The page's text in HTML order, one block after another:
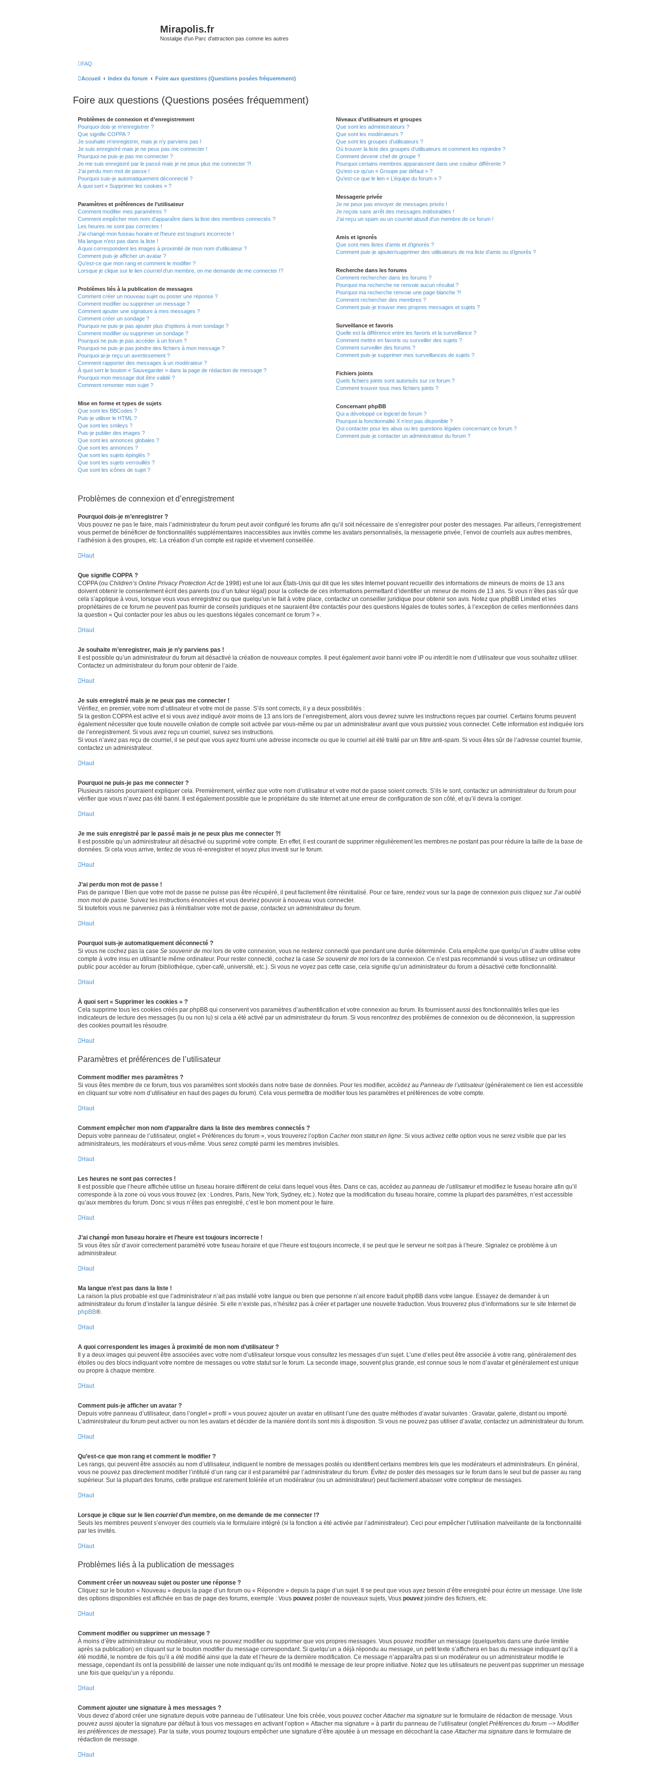
Mirapolis.fr
Nostalgie d'un Parc d'attraction pas comme les autres
FAQ
Accueil Index du forum Foire aux questions (Questions posées fréquemment)
Foire aux questions (Questions posées fréquemment)
Problèmes de connexion et d’enregistrement
Pourquoi dois-je m’enregistrer ?
Que signifie COPPA ?
Je souhaite m’enregistrer, mais je n’y parviens pas !
Je suis enregistré mais je ne peux pas me connecter !
Pourquoi ne puis-je pas me connecter ?
Je me suis enregistré par le passé mais je ne peux plus me connecter ?!
J’ai perdu mon mot de passe !
Pourquoi suis-je automatiquement déconnecté ?
À quoi sert « Supprimer les cookies » ?
Paramètres et préférences de l’utilisateur
Comment modifier mes paramètres ?
Comment empêcher mon nom d’apparaître dans la liste des membres connectés ?
Les heures ne sont pas correctes !
J’ai changé mon fuseau horaire et l’heure est toujours incorrecte !
Ma langue n’est pas dans la liste !
A quoi correspondent les images à proximité de mon nom d’utilisateur ?
Comment puis-je afficher un avatar ?
Qu’est-ce que mon rang et comment le modifier ?
Lorsque je clique sur le lien courrield’un membre, on me demande de me connecter !?
Problèmes liés à la publication de messages
Comment créer un nouveau sujet ou poster une réponse ?
Comment modifier ou supprimer un message ?
Comment ajouter une signature à mes messages ?
Comment créer un sondage ?
Pourquoi ne puis-je pas ajouter plus d’options à mon sondage ?
Comment modifier ou supprimer un sondage ?
Pourquoi ne puis-je pas accéder à un forum ?
Pourquoi ne puis-je pas joindre des fichiers à mon message ?
Pourquoi ai-je reçu un avertissement ?
Comment rapporter des messages à un modérateur ?
À quoi sert le bouton « Sauvegarder » dans la page de rédaction de message ?
Pourquoi mon message doit être validé ?
Comment remonter mon sujet ?
Mise en forme et types de sujets
Que sont les BBCodes ?
Puis-je utiliser le HTML ?
Que sont les smileys ?
Puis-je publier des images ?
Que sont les annonces globales ?
Que sont les annonces ?
Que sont les sujets épinglés ?
Que sont les sujets verrouillés ?
Que sont les icônes de sujet ?
Niveaux d’utilisateurs et groupes
Que sont les administrateurs ?
Que sont les modérateurs ?
Que sont les groupes d’utilisateurs ?
Où trouver la liste des groupes d’utilisateurs et comment les rejoindre ?
Comment devenir chef de groupe ?
Pourquoi certains membres apparaissent dans une couleur différente ?
Qu’est-ce qu’un « Groupe par défaut » ?
Qu’est-ce que le lien « L’équipe du forum » ?
Messagerie privée
Je ne peux pas envoyer de messages privés !
Je reçois sans arrêt des messages indésirables !
J’ai reçu un spam ou un courriel abusif d’un membre de ce forum !
Amis et ignorés
Que sont mes listes d’amis et d’ignorés ?
Comment puis-je ajouter/supprimer des utilisateurs de ma liste d’amis ou d’ignorés ?
Recherche dans les forums
Comment rechercher dans les forums ?
Pourquoi ma recherche ne renvoie aucun résultat ?
Pourquoi ma recherche renvoie une page blanche ?!
Comment rechercher des membres ?
Comment puis-je trouver mes propres messages et sujets ?
Surveillance et favoris
Quelle est la différence entre les favoris et la surveillance ?
Comment mettre en favoris ou surveiller des sujets ?
Comment surveiller des forums ?
Comment puis-je supprimer mes surveillances de sujets ?
Fichiers joints
Quels fichiers joints sont autorisés sur ce forum ?
Comment trouver tous mes fichiers joints ?
Concernant phpBB
Qui a développé ce logiciel de forum ?
Pourquoi la fonctionnalité X n’est pas disponible ?
Qui contacter pour les abus ou les questions légales concernant ce forum ?
Comment puis-je contacter un administrateur du forum ?
Problèmes de connexion et d’enregistrement
Pourquoi dois-je m’enregistrer ?
Vous pouvez ne pas le faire, mais l’administrateur du forum peut avoir configuré les forums afin qu’il soit nécessaire de s’enregistrer pour poster des messages. Par ailleurs, l’enregistrement
vous permet de bénéficier de fonctionnalités supplémentaires inaccessibles aux invités comme les avatars personnalisés, la messagerie privée, l’envoi de courriels aux autres membres,
l’adhésion à des groupes, etc. La création d’un compte est rapide et vivement conseillée.
Haut
Que signifie COPPA ?
COPPA (ou Children’s Online Privacy Protection Actde 1998) est une loi aux États-Unis qui dit que les sites Internet pouvant recueillir des informations de mineurs de moins de 13 ans
doivent obtenir le consentement écrit des parents (ou d’un tuteur légal) pour la collecte de ces informations permettant d’identifier un mineur de moins de 13 ans. Si vous n’êtes pas sûr que
cela s’applique à vous, lorsque vous vous enregistrez ou que quelqu’un le fait à votre place, contactez un conseiller juridique pour obtenir son avis. Notez que phpBB Limited et les
propriétaires de ce forum ne peuvent pas fournir de conseils juridiques et ne sauraient être contactés pour des questions légales de toutes sortes, à l’exception de celles mentionnées dans
la question « Qui contacter pour les abus ou les questions légales concernant ce forum ? ».
Haut
Je souhaite m’enregistrer, mais je n’y parviens pas !
Il est possible qu’un administrateur du forum ait désactivé la création de nouveaux comptes. Il peut également avoir banni votre IP ou interdit le nom d’utilisateur que vous souhaitez utiliser.
Contactez un administrateur du forum pour obtenir de l’aide.
Haut
Je suis enregistré mais je ne peux pas me connecter !
Vérifiez, en premier, votre nom d’utilisateur et votre mot de passe. S’ils sont corrects, il y a deux possibilités :
Si la gestion COPPA est active et si vous avez indiqué avoir moins de 13 ans lors de l’enregistrement, alors vous devrez suivre les instructions reçues par courriel. Certains forums peuvent
également nécessiter que toute nouvelle création de compte soit activée par vous-même ou par un administrateur avant que vous puissiez vous connecter. Cette information est indiquée lors
de l’enregistrement. Si vous avez reçu un courriel, suivez ses instructions.
Si vous n’avez pas reçu de courriel, il se peut que vous ayez fourni une adresse incorrecte ou que le courriel ait été traité par un filtre anti-spam. Si vous êtes sûr de l’adresse courriel fournie,
contactez un administrateur.
Haut
Pourquoi ne puis-je pas me connecter ?
Plusieurs raisons pourraient expliquer cela. Premièrement, vérifiez que votre nom d’utilisateur et votre mot de passe soient corrects. S’ils le sont, contactez un administrateur du forum pour
vérifier que vous n’avez pas été banni. Il est également possible que le propriétaire du site Internet ait une erreur de configuration de son côté, et qu’il devra la corriger.
Haut
Je me suis enregistré par le passé mais je ne peux plus me connecter ?!
Il est possible qu’un administrateur ait désactivé ou supprimé votre compte. En effet, il est courant de supprimer régulièrement les membres ne postant pas pour réduire la taille de la base de
données. Si cela vous arrive, tentez de vous ré-enregistrer et soyez plus investi sur le forum.
Haut
J’ai perdu mon mot de passe !
Pas de panique ! Bien que votre mot de passe ne puisse pas être récupéré, il peut facilement être réinitialisé. Pour ce faire, rendez vous sur la page de connexion puis cliquez sur J’ai oublié
mon mot de passe . Suivez les instructions énoncées et vous devriez pouvoir à nouveau vous connecter.
Si toutefois vous ne parveniez pas à réinitialiser votre mot de passe, contactez un administrateur du forum.
Haut
Pourquoi suis-je automatiquement déconnecté ?
Si vous ne cochez pas la case Se souvenir de moi lors de votre connexion, vous ne resterez connecté que pendant une durée déterminée. Cela empêche que quelqu’un d’autre utilise votre
compte à votre insu en utilisant le même ordinateur. Pour rester connecté, cochez la case Se souvenir de moi lors de la connexion. Ce n’est pas recommandé si vous utilisez un ordinateur
public pour accéder au forum (bibliothèque, cyber-café, université, etc.). Si vous ne voyez pas cette case, cela signifie qu’un administrateur du forum a désactivé cette fonctionnalité.
Haut
À quoi sert « Supprimer les cookies » ?
Cela supprime tous les cookies créés par phpBB qui conservent vos paramètres d’authentification et votre connexion au forum. Ils fournissent aussi des fonctionnalités telles que les
indicateurs de lecture des messages (lu ou non lu) si cela a été activé par un administrateur du forum. Si vous rencontrez des problèmes de connexion ou de déconnexion, la suppression
des cookies pourrait les résoudre.
Haut
Paramètres et préférences de l’utilisateur
Comment modifier mes paramètres ?
Si vous êtes membre de ce forum, tous vos paramètres sont stockés dans notre base de données. Pour les modifier, accédez au Panneau de l’utilisateur(généralement ce lien est accessible
en cliquant sur votre nom d’utilisateur en haut des pages du forum). Cela vous permettra de modifier tous les paramètres et préférences de votre compte.
Haut
Comment empêcher mon nom d’apparaître dans la liste des membres connectés ?
Depuis votre panneau de l’utilisateur, onglet « Préférences du forum », vous trouverez l’option Cacher mon statut en ligne . Si vous activez cette option vous ne serez visible que par les
administrateurs, les modérateurs et vous-même. Vous serez compté parmi les membres invisibles.
Haut
Les heures ne sont pas correctes !
Il est possible que l’heure affichée utilise un fuseau horaire différent de celui dans lequel vous êtes. Dans ce cas, accédez au panneau de l’utilisateuret modifiez le fuseau horaire afin qu’il
corresponde à la zone où vous vous trouvez (ex : Londres, Paris, New York, Sydney, etc.). Notez que la modification du fuseau horaire, comme la plupart des paramètres, n’est accessible
qu’aux membres du forum. Donc si vous n’êtes pas enregistré, c’est le bon moment pour le faire.
Haut
J’ai changé mon fuseau horaire et l’heure est toujours incorrecte !
Si vous êtes sûr d’avoir correctement paramétré votre fuseau horaire et que l’heure est toujours incorrecte, il se peut que le serveur ne soit pas à l’heure. Signalez ce problème à un
administrateur.
Haut
Ma langue n’est pas dans la liste !
La raison la plus probable est que l’administrateur n’ait pas installé votre langue ou bien que personne n’ait encore traduit phpBB dans votre langue. Essayez de demander à un
administrateur du forum d’installer la langue désirée. Si elle n’existe pas, n’hésitez pas à créer et partager une nouvelle traduction. Vous trouverez plus d’informations sur le site Internet de
phpBB®.
Haut
A quoi correspondent les images à proximité de mon nom d’utilisateur ?
Il y a deux images qui peuvent être associées avec votre nom d’utilisateur lorsque vous consultez les messages d’un sujet. L’une d’elles peut être associée à votre rang, généralement des
étoiles ou des blocs indiquant votre nombre de messages ou votre statut sur le forum. La seconde image, souvent plus grande, est connue sous le nom d’avatar et généralement est unique
ou propre à chaque membre.
Haut
Comment puis-je afficher un avatar ?
Depuis votre panneau d’utilisateur, dans l’onglet « profil » vous pouvez ajouter un avatar en utilisant l’une des quatre méthodes d’avatar suivantes : Gravatar, galerie, distant ou importé.
L’administrateur du forum peut activer ou non les avatars et décider de la manière dont ils sont mis à disposition. Si vous ne pouvez pas utiliser d’avatar, contactez un administrateur du forum.
Haut
Qu’est-ce que mon rang et comment le modifier ?
Les rangs, qui peuvent être associés au nom d’utilisateur, indiquent le nombre de messages postés ou identifient certains membres tels que les modérateurs et administrateurs. En général,
vous ne pouvez pas directement modifier l’intitulé d’un rang car il est paramétré par l’administrateur du forum. Évitez de poster des messages sur le forum dans le seul but de passer au rang
supérieur. Sur la plupart des forums, cette pratique est rarement tolérée et un modérateur (ou un administrateur) peut facilement abaisser votre compteur de messages.
Haut
Lorsque je clique sur le lien courrield’un membre, on me demande de me connecter !?
Seuls les membres peuvent s’envoyer des courriels via le formulaire intégré (si la fonction a été activée par l’administrateur). Ceci pour empêcher l’utilisation malveillante de la fonctionnalité
par les invités.
Haut
Problèmes liés à la publication de messages
Comment créer un nouveau sujet ou poster une réponse ?
Cliquez sur le bouton « Nouveau » depuis la page d’un forum ou « Répondre » depuis la page d’un sujet. Il se peut que vous ayez besoin d’être enregistré pour écrire un message. Une liste
des options disponibles est affichée en bas de page des forums, exemple : Vous pouvez poster de nouveaux sujets, Vous pouvez joindre des fichiers, etc.
Haut
Comment modifier ou supprimer un message ?
À moins d’être administrateur ou modérateur, vous ne pouvez modifier ou supprimer que vos propres messages. Vous pouvez modifier un message (quelquefois dans une durée limitée
après sa publication) en cliquant sur le bouton modifierdu message correspondant. Si quelqu’un a déjà répondu au message, un petit texte s’affichera en bas du message indiquant qu’il a
été modifié, le nombre de fois qu’il a été modifié ainsi que la date et l’heure de la dernière modification. Ce message n’apparaîtra pas si un modérateur ou un administrateur modifie le
message, cependant ils ont la possibilité de laisser une note indiquant qu’ils ont modifié le message de leur propre initiative. Notez que les utilisateurs ne peuvent pas supprimer un message
une fois que quelqu’un y a répondu.
Haut
Comment ajouter une signature à mes messages ?
Vous devez d’abord créer une signature depuis votre panneau de l’utilisateur. Une fois créée, vous pouvez cocher Attacher ma signature sur le formulaire de rédaction de message. Vous
pouvez aussi ajouter la signature par défaut à tous vos messages en activant l’option « Attacher ma signature » à partir du panneau de l’utilisateur (onglet Préférences du forum --> Modifier
les préférences de message). Par la suite, vous pourrez toujours empêcher une signature d’être ajoutée à un message en décochant la case Attacher ma signature dans le formulaire de
rédaction de message.
Haut